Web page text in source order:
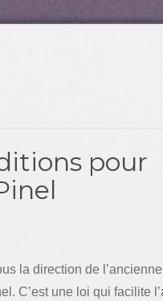
pour
la direction de l’ancienne
C’est une loi qui facilite